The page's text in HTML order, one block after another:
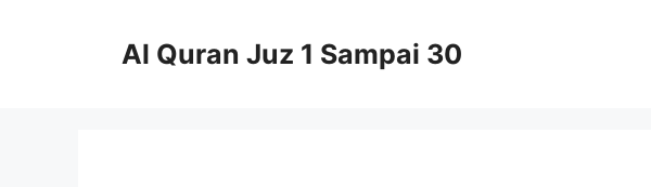
Al Quran Juz 1 Sampai 30